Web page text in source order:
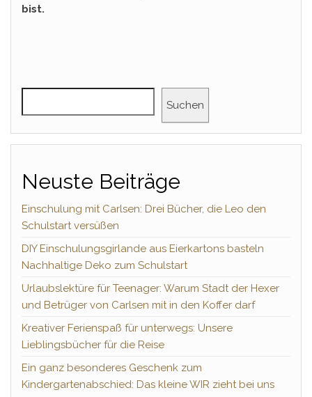
bist.
Suchen
Neuste Beiträge
Einschulung mit Carlsen: Drei Bücher, die Leo den
Schulstart versüßen
DIY Einschulungsgirlande aus Eierkartons basteln
Nachhaltige Deko zum Schulstart
Urlaubslektüre für Teenager: Warum Stadt der Hexer
und Betrüger von Carlsen mit in den Koffer darf
Kreativer Ferienspaß für unterwegs: Unsere
Lieblingsbücher für die Reise
Ein ganz besonderes Geschenk zum
Kindergartenabschied: Das kleine WIR zieht bei uns